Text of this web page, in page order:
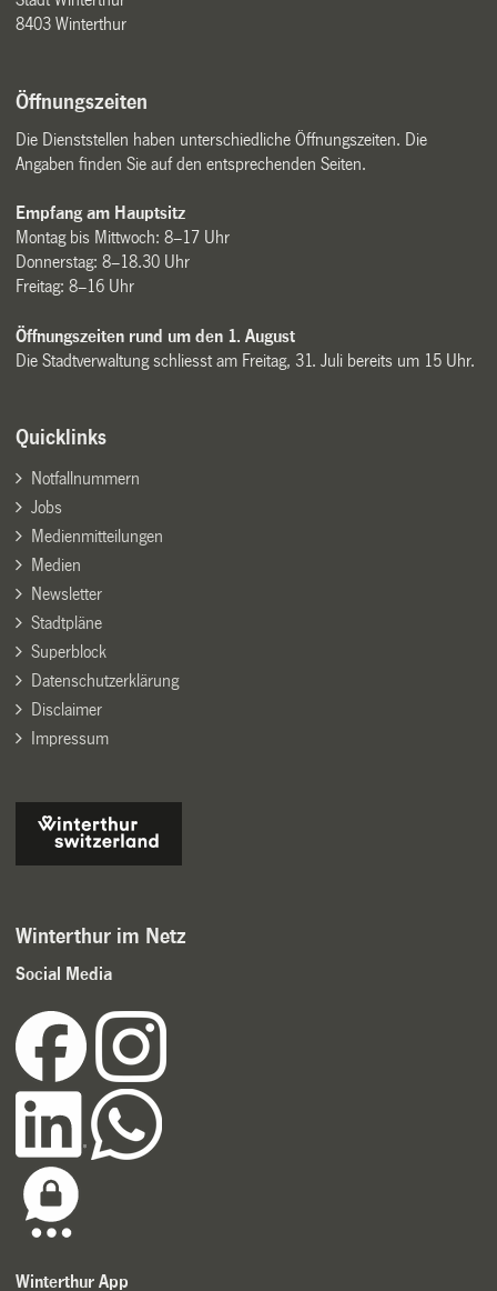
8403 Winterthur
Öffnungszeiten
Die Dienststellen haben unterschiedliche Öffnungszeiten. Die
Angaben finden Sie auf den entsprechenden Seiten.
Empfang am Hauptsitz
Montag bis Mittwoch: 8–17 Uhr
Donnerstag: 8–18.30 Uhr
Freitag: 8–16 Uhr
Öffnungszeiten rund um den 1. August
Die Stadtverwaltung schliesst am Freitag, 31. Juli bereits um 15 Uhr.
Quicklinks
Notfallnummern
Jobs
Medienmitteilungen
Medien
Newsletter
Stadtpläne
Superblock
Datenschutzerklärung
Disclaimer
Impressum
Winterthur im Netz
Social Media
Winterthur App